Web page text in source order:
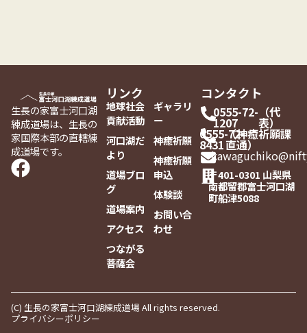
生長の家富士河口湖
練成道場は、生長の
家国際本部の直轄練
成道場です。
リンク
地球社会
貢献活動
河口湖だ
より
道場ブロ
グ
道場案内
アクセス
つながる
菩薩会
ギャラリ
ー
神癒祈願
神癒祈願
申込
体験談
お問い合
わせ
コンタクト
0555-72-
1207
（代
表）
0555-72-
8431
（神癒祈願課
直通）
〒401-0301 山梨県
南都留郡富士河口湖
町船津5088
(C) 生長の家富士河口湖練成道場 All rights reserved.
プライバシーポリシー